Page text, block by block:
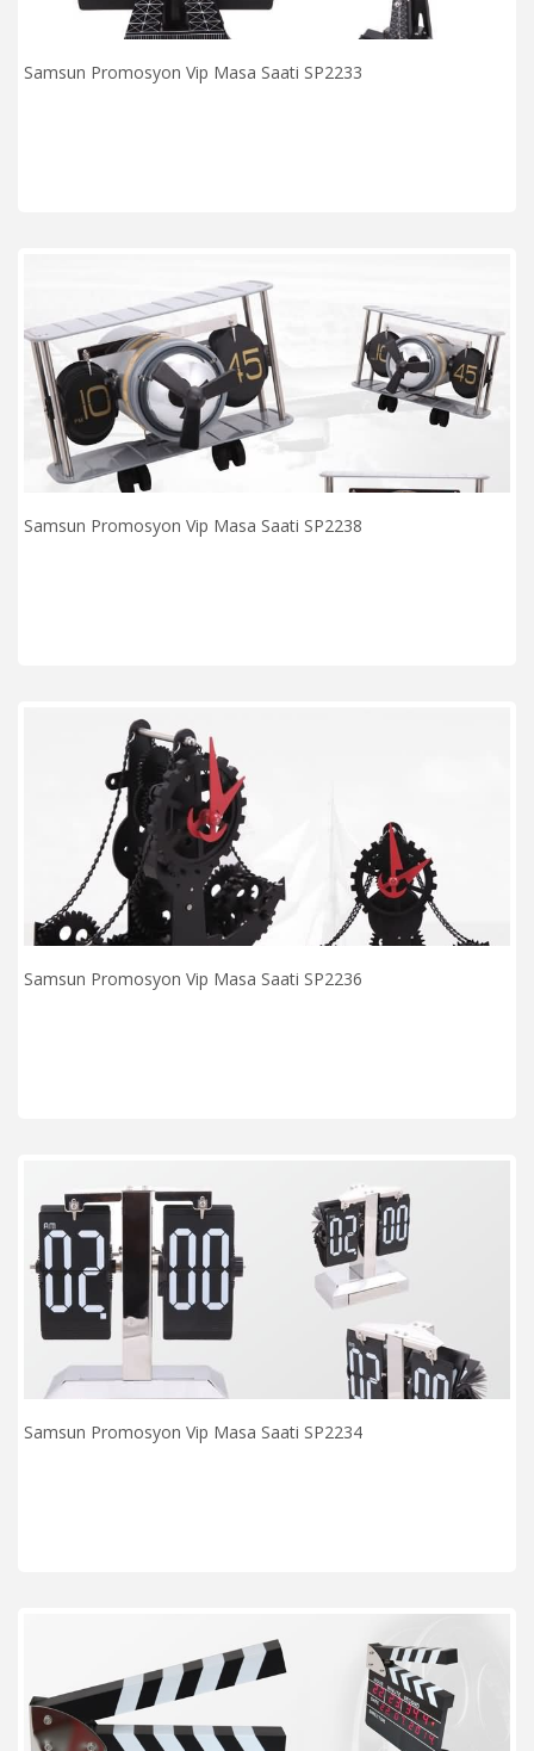
Samsun Promosyon Vip Masa Saati SP2233
Samsun Promosyon Vip Masa Saati SP2238
Samsun Promosyon Vip Masa Saati SP2236
Samsun Promosyon Vip Masa Saati SP2234